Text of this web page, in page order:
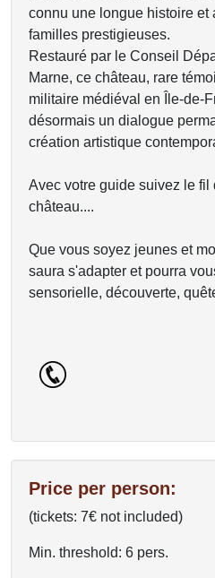
connu une longue histoire et
familles prestigieuses.
Restauré par le Conseil
Marne, ce château, rare
militaire médiéval en Île-de-
désormais un dialogue
création artistique
Avec votre guide suivez le fil
château....
Que vous soyez jeunes et
saura s'adapter et pourra
sensorielle, découverte,
Price per person:
(tickets: 7€ not included)
Min. threshold: 6 pers.